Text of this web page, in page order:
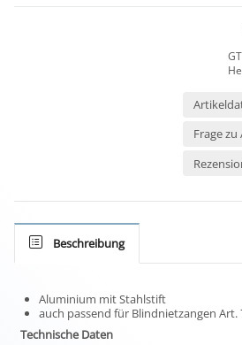
Frage
Beschreibung
Aluminium mit Stahlstift
auch passend für Blindnietzangen Art.
Technische Daten